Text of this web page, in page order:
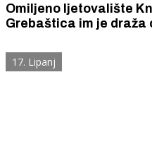
Omiljeno ljetovalište
Grebaštica im je draža
17. Lipanj